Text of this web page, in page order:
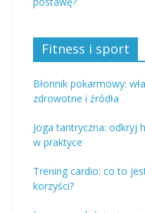
Fitness i sport
Błonnik pokarmowy:
zdrowotne i źródła
Joga tantryczna: odkryj
w praktyce
Trening cardio: co to
korzyści?